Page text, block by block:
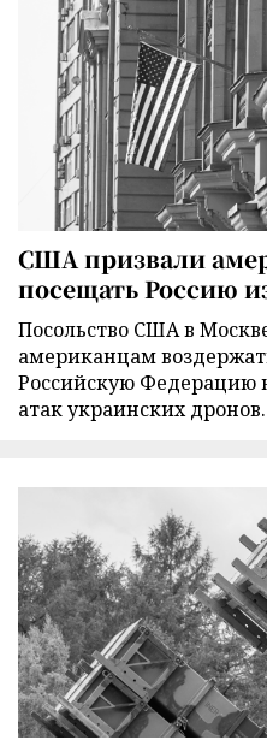
США призвали
посещать Россию
Посольство США в
американцам
Российскую Федерацию
атак украинских дронов.